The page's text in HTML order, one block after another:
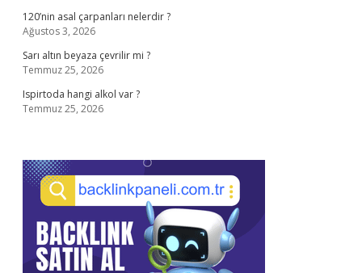
120’nin asal çarpanları nelerdir ?
Ağustos 3, 2026
Sarı altın beyaza çevrilir mi ?
Temmuz 25, 2026
Ispirtoda hangi alkol var ?
Temmuz 25, 2026